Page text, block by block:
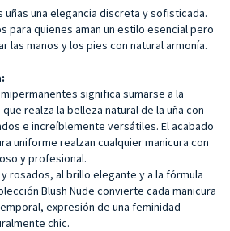
uñas una elegancia discreta y sofisticada.
para quienes aman un estilo esencial pero
las manos y los pies con natural armonía.
significa sumarse a la
realza la belleza natural de la uña con
e increíblemente versátiles. El acabado
uniforme realzan cualquier manicura con
y profesional.
rosados, al brillo elegante y a la fórmula
Blush Nude convierte cada manicura
expresión de una feminidad
chic.